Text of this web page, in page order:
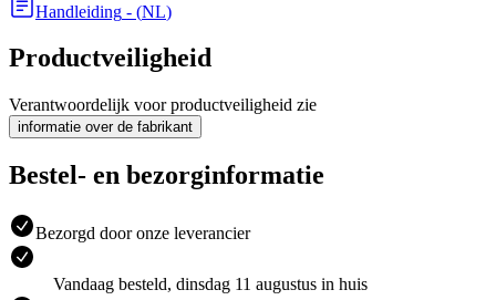
Handleiding - (NL)
Productveiligheid
Verantwoordelijk voor productveiligheid zie
informatie over de fabrikant
Bestel- en bezorginformatie
Bezorgd door onze leverancier
Vandaag besteld, dinsdag 11 augustus in huis